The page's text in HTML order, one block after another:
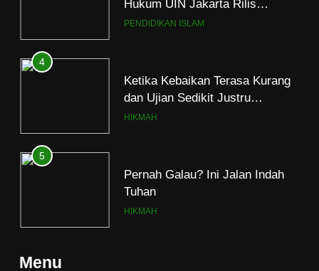
Hukum UIN Jakarta Rilis
Program Fikih Genzi Selama
PENDIDIKAN ISLAM
4
Ketika Kebaikan Terasa Kurang
dan Ujian Sedikit Justru
Menjerumuskan
HIKMAH
5
Pernah Galau? Ini Jalan Indah
Tuhan
HIKMAH
Menu